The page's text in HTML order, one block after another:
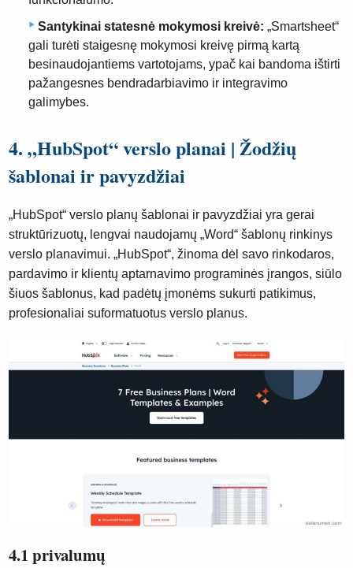
Santykinai statesnė mokymosi kreivė: „Smartsheet“
gali turėti staigesnę mokymosi kreivę pirmą kartą
besinaudojantiems vartotojams, ypač kai bandoma ištirti
pažangesnes bendradarbiavimo ir integravimo
galimybes.
4. „HubSpot“ verslo planai | Žodžių
šablonai ir pavyzdžiai
„HubSpot“ verslo planų šablonai ir pavyzdžiai yra gerai
struktūrizuotų, lengvai naudojamų „Word“ šablonų rinkinys
verslo planavimui. „HubSpot“, žinoma dėl savo rinkodaros,
pardavimo ir klientų aptarnavimo programinės įrangos, siūlo
šiuos šablonus, kad padėtų įmonėms sukurti patikimus,
profesionaliai suformatuotus verslo planus.
4.1 privalumų